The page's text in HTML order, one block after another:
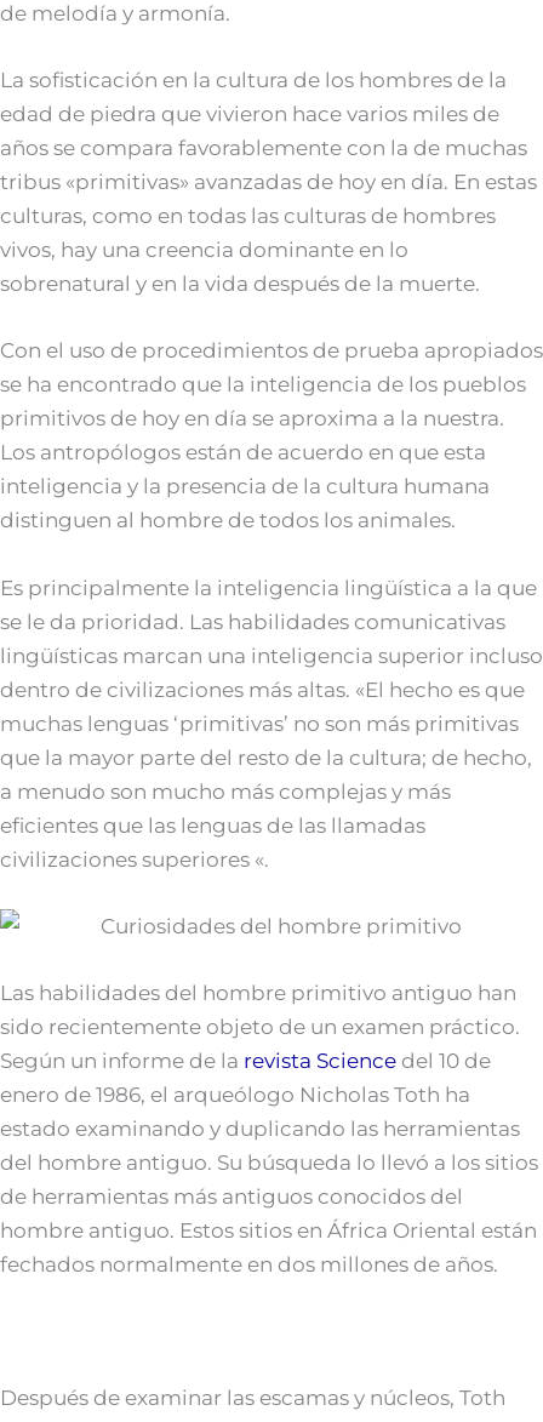
de melodía y armonía.
La sofisticación en la cultura de los hombres de la
edad de piedra que vivieron hace varios miles de
años se compara favorablemente con la de muchas
tribus «primitivas» avanzadas de hoy en día. En estas
culturas, como en todas las culturas de hombres
vivos, hay una creencia dominante en lo
sobrenatural y en la vida después de la muerte.
Con el uso de procedimientos de prueba apropiados
se ha encontrado que la inteligencia de los pueblos
primitivos de hoy en día se aproxima a la nuestra.
Los antropólogos están de acuerdo en que esta
inteligencia y la presencia de la cultura humana
distinguen al hombre de todos los animales.
Es principalmente la inteligencia lingüística a la que
se le da prioridad. Las habilidades comunicativas
lingüísticas marcan una inteligencia superior incluso
dentro de civilizaciones más altas. «El hecho es que
muchas lenguas ‘primitivas’ no son más primitivas
que la mayor parte del resto de la cultura; de hecho,
a menudo son mucho más complejas y más
eficientes que las lenguas de las llamadas
civilizaciones superiores «.
Las habilidades del hombre primitivo antiguo han
sido recientemente objeto de un examen práctico.
Según un informe de la revista Science del 10 de
enero de 1986, el arqueólogo Nicholas Toth ha
estado examinando y duplicando las herramientas
del hombre antiguo. Su búsqueda lo llevó a los sitios
de herramientas más antiguos conocidos del
hombre antiguo. Estos sitios en África Oriental están
fechados normalmente en dos millones de años.
Después de examinar las escamas y núcleos, Toth